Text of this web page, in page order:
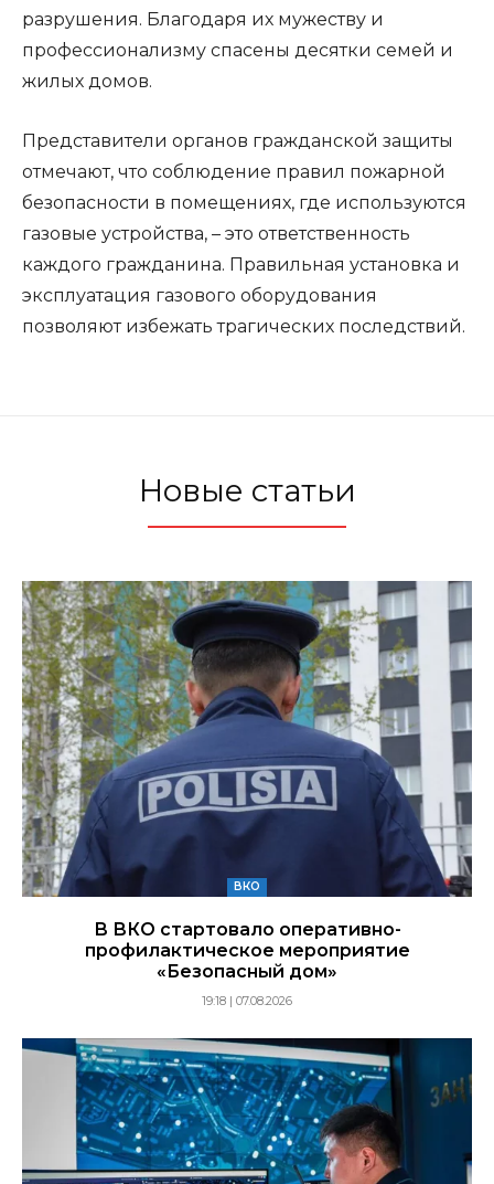
разрушения. Благодаря их мужеству и
профессионализму спасены десятки семей и
жилых домов.
Представители органов гражданской защиты
отмечают, что соблюдение правил пожарной
безопасности в помещениях, где используются
газовые устройства, – это ответственность
каждого гражданина. Правильная установка и
эксплуатация газового оборудования
позволяют избежать трагических последствий.
Новые статьи
ВКО
В ВКО стартовало оперативно-
профилактическое мероприятие
«Безопасный дом»
19:18 | 07.08.2026